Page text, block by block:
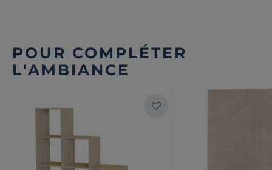
POUR COMPLÉTER
L'AMBIANCE